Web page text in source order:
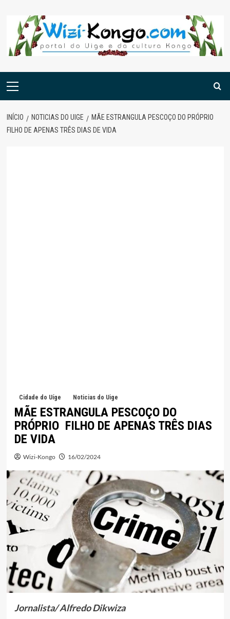
content
Menu
INÍCIO NOTICIAS DO UIGE
MÃE ESTRANGULA PESCOÇO DO PRÓPRIO
FILHO DE APENAS TRÊS DIAS DE VIDA
Cidade do Uíge Noticias do Uige
MÃE ESTRANGULA PESCOÇO DO
PRÓPRIO FILHO DE APENAS TRÊS DIAS
DE VIDA
Wizi-Kongo 16/02/2024
Jornalista/ Alfredo Dikwiza